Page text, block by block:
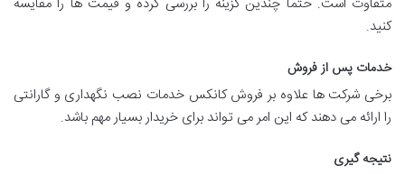
کنید.
خدمات پس از فروش
برخی شرکت ها علاوه بر فروش کانکس خدمات نصب نگهداری و گارانتی
را ارائه می دهند که این امر می تواند برای خریدار بسیار مهم باشد.
نتیجه گیری